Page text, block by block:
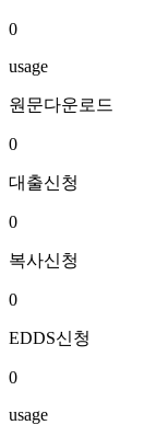
0
usage
원문다운로드
0
대출신청
0
복사신청
0
EDDS신청
0
usage